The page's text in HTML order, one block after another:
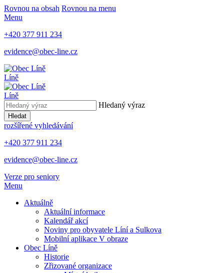
Rovnou na obsah Rovnou na menu
Menu
+420 377 911 234
evidence@obec-line.cz
Líně
Líně
Hledaný výraz
Hledat
rozšířené vyhledávání
+420 377 911 234
evidence@obec-line.cz
Verze pro seniory
Menu
Aktuálně
Aktuální informace
Kalendář akcí
Noviny pro obyvatele Líní a Sulkova
Mobilní aplikace V obraze
Obec Líně
Historie
Zřizované organizace